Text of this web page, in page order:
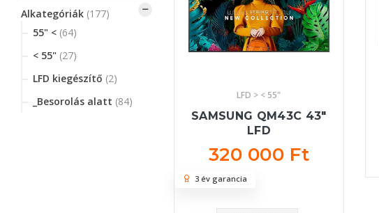
Alkategóriák (177)
55" < (64)
< 55" (27)
LFD kiegészítő (2)
_Besorolás alatt (84) LFD > < 55"
SAMSUNG QM43C 43"
LFD
320 000 Ft
3 év garancia